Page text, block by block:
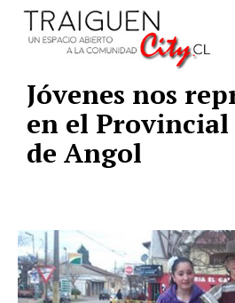
Jóvenes nos
en el Provincial
de Angol